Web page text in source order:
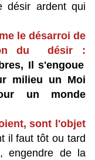
désir ardent qui
le désarroi de
du désir :
Il s'engoue
milieu un Moi
un monde
sont l'objet
il faut tôt ou tard
engendre de la